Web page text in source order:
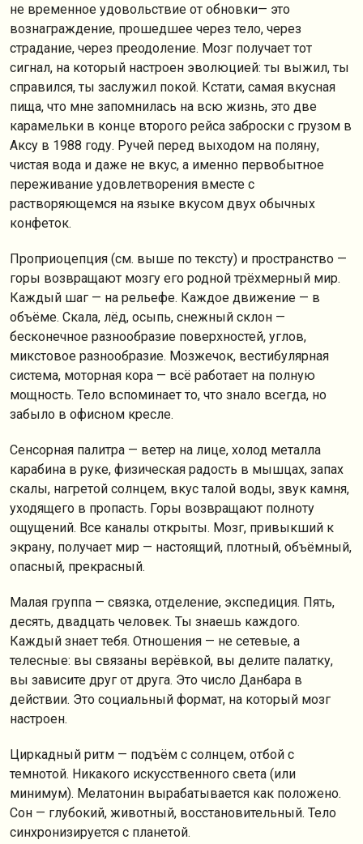
не временное удовольствие от обновки— это
вознаграждение, прошедшее через тело, через
страдание, через преодоление. Мозг получает тот
сигнал, на который настроен эволюцией: ты выжил, ты
справился, ты заслужил покой. Кстати, самая вкусная
пища, что мне запомнилась на всю жизнь, это две
карамельки в конце второго рейса заброски с грузом в
Аксу в 1988 году. Ручей перед выходом на поляну,
чистая вода и даже не вкус, а именно первобытное
переживание удовлетворения вместе с
растворяющемся на языке вкусом двух обычных
конфеток.
Проприоцепция (см. выше по тексту) и пространство —
горы возвращают мозгу его родной трёхмерный мир.
Каждый шаг — на рельефе. Каждое движение — в
объёме. Скала, лёд, осыпь, снежный склон —
бесконечное разнообразие поверхностей, углов,
микстовое разнообразие. Мозжечок, вестибулярная
система, моторная кора — всё работает на полную
мощность. Тело вспоминает то, что знало всегда, но
забыло в офисном кресле.
Сенсорная палитра — ветер на лице, холод металла
карабина в руке, физическая радость в мышцах, запах
скалы, нагретой солнцем, вкус талой воды, звук камня,
уходящего в пропасть. Горы возвращают полноту
ощущений. Все каналы открыты. Мозг, привыкший к
экрану, получает мир — настоящий, плотный, объёмный,
опасный, прекрасный.
Малая группа — связка, отделение, экспедиция. Пять,
десять, двадцать человек. Ты знаешь каждого.
Каждый знает тебя. Отношения — не сетевые, а
телесные: вы связаны верёвкой, вы делите палатку,
вы зависите друг от друга. Это число Данбара в
действии. Это социальный формат, на который мозг
настроен.
Циркадный ритм — подъём с солнцем, отбой с
темнотой. Никакого искусственного света (или
минимум). Мелатонин вырабатывается как положено.
Сон — глубокий, животный, восстановительный. Тело
синхронизируется с планетой.